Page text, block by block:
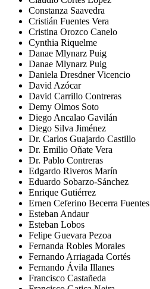
Constanza Saavedra
Cristián Fuentes Vera
Cristina Orozco Canelo
Cynthia Riquelme
Danae Mlynarz Puig
Danae Mlynarz Puig
Daniela Dresdner Vicencio
David Azócar
David Carrillo Contreras
Demy Olmos Soto
Diego Ancalao Gavilán
Diego Silva Jiménez
Dr. Carlos Guajardo Castillo
Dr. Emilio Oñate Vera
Dr. Pablo Contreras
Edgardo Riveros Marín
Eduardo Sobarzo-Sánchez
Enrique Gutiérrez
Ernen Ceferino Becerra Fuentes
Esteban Andaur
Esteban Lobos
Felipe Guevara Pezoa
Fernanda Robles Morales
Fernando Arriagada Cortés
Fernando Ávila Illanes
Francisco Castañeda